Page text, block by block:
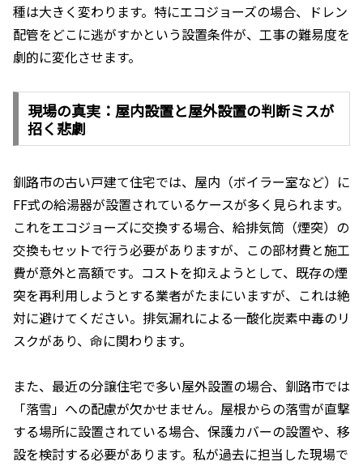
種は大きく変わります。特にエコジョーズの場合、ドレン
配管をどこに逃がすかという設置条件が、工事の難易度を
劇的に変化させます。
現場の真実：屋内設置と屋外設置の判断ミスが
招く悲劇
釧路市の古い戸建て住宅では、屋内（ボイラー室など）に
FF式の給湯器が設置されているケースが多く見られます。
これをエコジョーズに交換する場合、給排気筒（煙突）の
交換もセットで行う必要がありますが、この部材費と施工
費が意外と高額です。コストを抑えようとして、既存の煙
突を再利用しようとする業者がたまにいますが、これは絶
対に避けてください。排気漏れによる一酸化炭素中毒のリ
スクがあり、命に関わります。
また、最近の分譲住宅で多い屋外設置の場合、釧路市では
「落雪」への配慮が欠かせません。屋根からの落雪が直撃
する場所に設置されている場合、保護カバーの設置や、移
設を検討する必要があります。私が過去に担当した現場で